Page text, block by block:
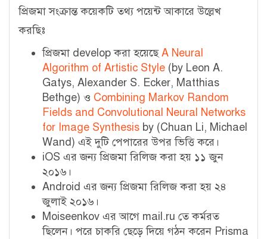
প্রিজমা সংক্রান্ত কয়েকটি তথ্য পয়েন্ট আকারে উল্লেখ
করছিঃ
প্রিজমা develop করা হয়েছে A Neural
Algorithm of Artistic Style (by Leon A.
Gatys, Alexander S. Ecker, Matthias
Bethge) ও Combining Markov Random
Fields and Convolutional Neural Networks
for Image Synthesis by (Chuan Li, Michael
Wand) এই দুটি পেপারের উপর ভিত্তি করে।
iOS এর জন্য প্রিজমা রিলিজ করা হয় ১১ জুন
২০১৬।
Android এরজন্য প্রিজমা রিলিজ করা হয় ২৪
জুলাই ২০১৬।
Moiseenkov এর আগে mail.ru তে কর্মরত
ছিলেন। পরে চাকরি ছেড়ে দিয়ে গঠন করেন Prisma